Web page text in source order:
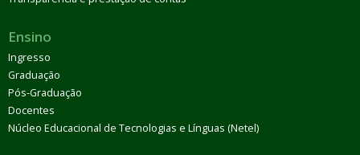
Ensino
Ingresso
Graduação
Pós-Graduação
Docentes
Núcleo Educacional de Tecnologias e Línguas (Netel)